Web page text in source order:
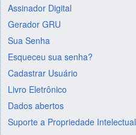
Assinador Digital
Gerador GRU
Sua Senha
Esqueceu sua senha?
Cadastrar Usuário
Livro Eletrônico
Dados abertos
Suporte a Propriedade Intelectual